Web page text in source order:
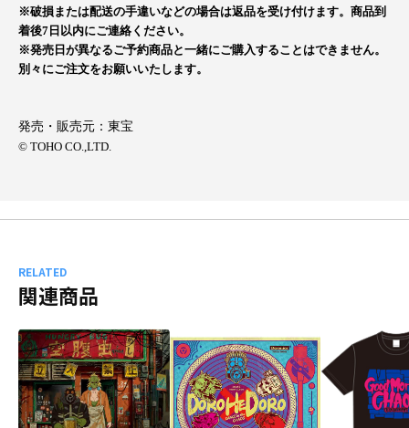
※破損または配送の手違いなどの場合は返品を受け付けます。商品到
着後7日以内にご連絡ください。
※発売日が異なるご予約商品と一緒にご購入することはできません。
別々にご注文をお願いいたします。
発売・販売元：東宝
© TOHO CO.,LTD.
RELATED
関連商品